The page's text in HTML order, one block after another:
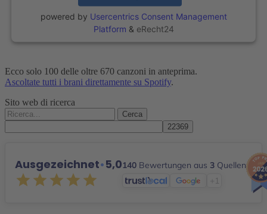
powered by Usercentrics Consent Management
Platform & eRecht24
Ecco solo 100 delle oltre 670 canzoni in anteprima.
Ascoltate tutti i brani direttamente su Spotify.
Sito web di ricerca
Cerca:
Ausgezeichnet•5,0140 Bewertungen aus 3 Quellen
+1